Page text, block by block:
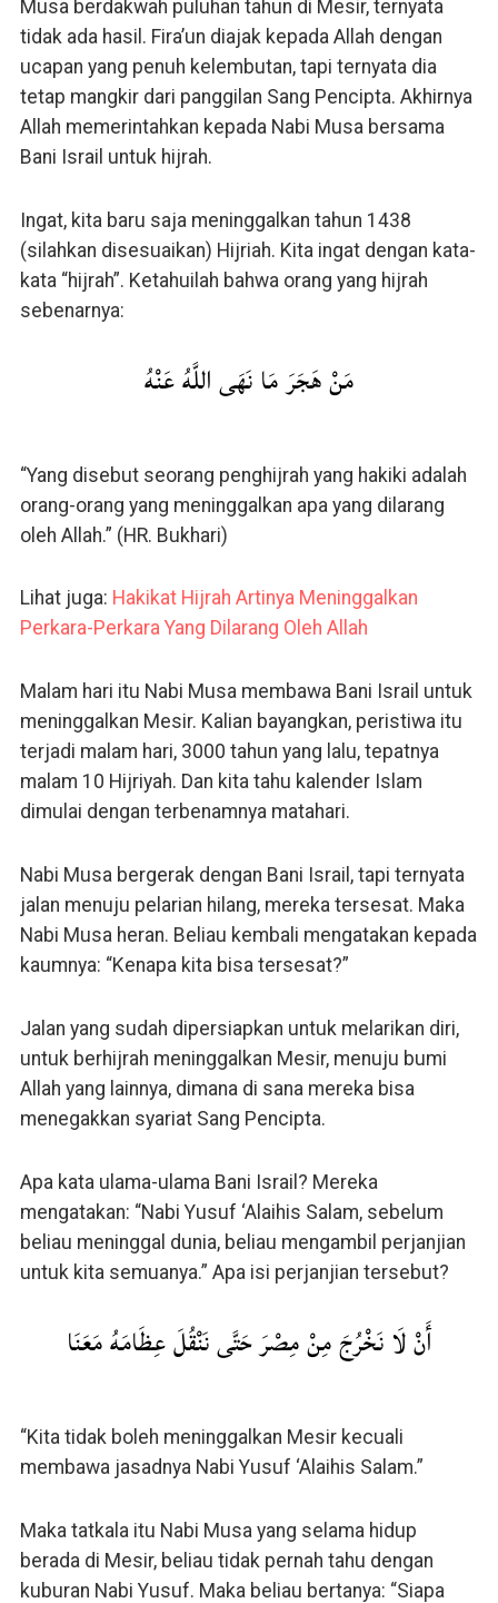
Musa berdakwah puluhan tahun di Mesir, ternyata
tidak ada hasil. Fira’un diajak kepada Allah dengan
ucapan yang penuh kelembutan, tapi ternyata dia
tetap mangkir dari panggilan Sang Pencipta. Akhirnya
Allah memerintahkan kepada Nabi Musa bersama
Bani Israil untuk hijrah.
Ingat, kita baru saja meninggalkan tahun 1438
(silahkan disesuaikan) Hijriah. Kita ingat dengan kata-
kata “hijrah”. Ketahuilah bahwa orang yang hijrah
sebenarnya:
مَنْ هَجَرَ مَا نَهَى اللَّهُ عَنْهُ
“Yang disebut seorang penghijrah yang hakiki adalah
orang-orang yang meninggalkan apa yang dilarang
oleh Allah.” (HR. Bukhari)
Lihat juga: Hakikat Hijrah Artinya Meninggalkan
Perkara-Perkara Yang Dilarang Oleh Allah
Malam hari itu Nabi Musa membawa Bani Israil untuk
meninggalkan Mesir. Kalian bayangkan, peristiwa itu
terjadi malam hari, 3000 tahun yang lalu, tepatnya
malam 10 Hijriyah. Dan kita tahu kalender Islam
dimulai dengan terbenamnya matahari.
Nabi Musa bergerak dengan Bani Israil, tapi ternyata
jalan menuju pelarian hilang, mereka tersesat. Maka
Nabi Musa heran. Beliau kembali mengatakan kepada
kaumnya: “Kenapa kita bisa tersesat?”
Jalan yang sudah dipersiapkan untuk melarikan diri,
untuk berhijrah meninggalkan Mesir, menuju bumi
Allah yang lainnya, dimana di sana mereka bisa
menegakkan syariat Sang Pencipta.
Apa kata ulama-ulama Bani Israil? Mereka
mengatakan: “Nabi Yusuf ‘Alaihis Salam, sebelum
beliau meninggal dunia, beliau mengambil perjanjian
untuk kita semuanya.” Apa isi perjanjian tersebut?
أَنْ لَا نَخْرُجَ مِنْ مِصْرَ حَتَّى نَنْقُلَ عِظَامَهُ مَعَنَا
“Kita tidak boleh meninggalkan Mesir kecuali
membawa jasadnya Nabi Yusuf ‘Alaihis Salam.”
Maka tatkala itu Nabi Musa yang selama hidup
berada di Mesir, beliau tidak pernah tahu dengan
kuburan Nabi Yusuf. Maka beliau bertanya: “Siapa